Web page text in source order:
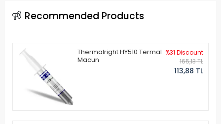
Recommended Products
Thermalright HY510 Termal
Macun
%31 Discount
165,13 TL
113,88 TL